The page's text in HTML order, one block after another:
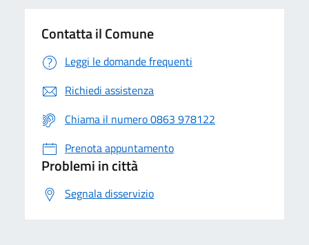
Contatta il Comune
Leggi le domande frequenti
Richiedi assistenza
Chiama il numero 0863 978122
Prenota appuntamento
Problemi in città
Segnala disservizio